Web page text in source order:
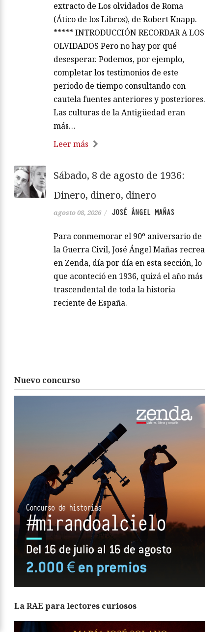
extracto de Los olvidados de Roma
(Ático de los Libros), de Robert Knapp.
***** INTRODUCCIÓN RECORDAR A LOS
OLVIDADOS Pero no hay por qué
desesperar. Podemos, por ejemplo,
completar los testimonios de este
periodo de tiempo consultando con
cautela fuentes anteriores y posteriores.
Las culturas de la Antigüedad eran
más…
Leer más
Sábado, 8 de agosto de 1936:
Dinero, dinero, dinero
agosto 08, 2026 / JOSÉ ÁNGEL MAÑAS
Para conmemorar el 90º aniversario de
la Guerra Civil, José Ángel Mañas recrea
en Zenda, día por día en esta sección, lo
que aconteció en 1936, quizá el año más
trascendental de toda la historia
reciente de España.
Nuevo concurso
La RAE para lectores curiosos